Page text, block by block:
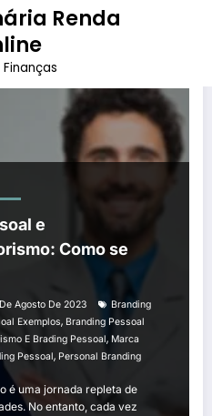
Renda
e
Como se
Agosto De 2023
Branding
Exemplos, Branding Pessoal
E Brading Pessoal, Marca
Pessoal, Personal Branding
é uma jornada repleta de
No entanto, cada vez